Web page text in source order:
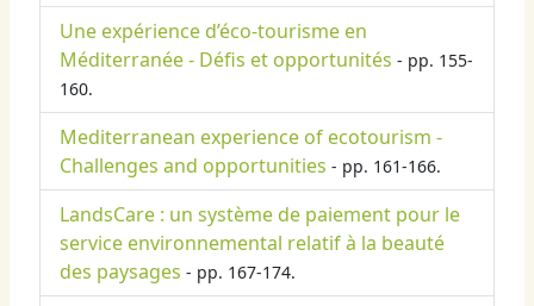
Une expérience d’éco-tourisme en
Méditerranée - Défis et opportunités - pp. 155-
160.
Mediterranean experience of ecotourism -
Challenges and opportunities - pp. 161-166.
LandsCare : un système de paiement pour le
service environnemental relatif à la beauté
des paysages - pp. 167-174.